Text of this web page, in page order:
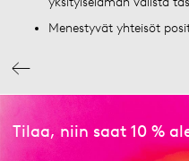
Menestyvät yhteisöt
Tilaa, niin saat 10 %